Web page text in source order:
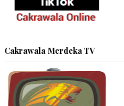
Cakrawala Merdeka TV